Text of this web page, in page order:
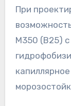
При
М350 (В25)